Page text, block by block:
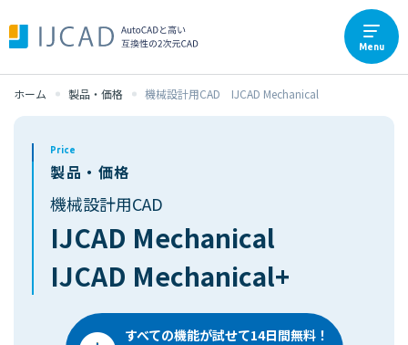
Menu
ホーム 製品・価格 機械設計用CAD IJCAD Mechanical
Price
製品・価格
機械設計用CAD
IJCAD Mechanical
IJCAD Mechanical+
すべての機能が試せて14日間無料！